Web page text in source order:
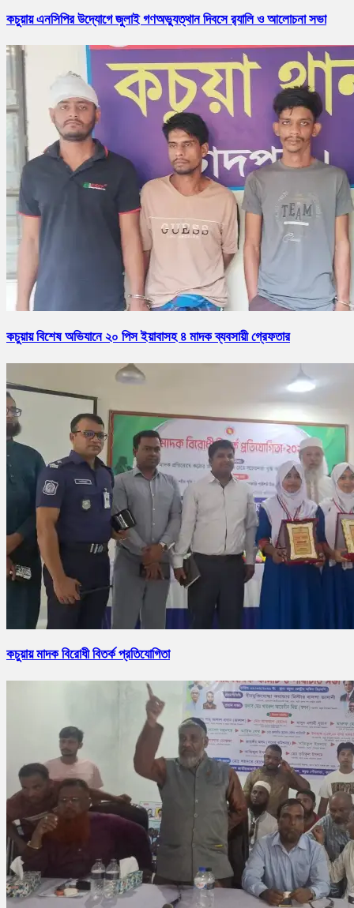
কচুয়ায় এনসিপির উদ্যোগে জুলাই গণঅভ্যুত্থান দিবসে র‌্যালি ও আলোচনা সভা
কচুয়ায় বিশেষ অভিযানে ২০ পিস ইয়াবাসহ ৪ মাদক ব্যবসায়ী গ্রেফতার
কচুয়ায় মাদক বিরোধী বিতর্ক প্রতিযোগিতা